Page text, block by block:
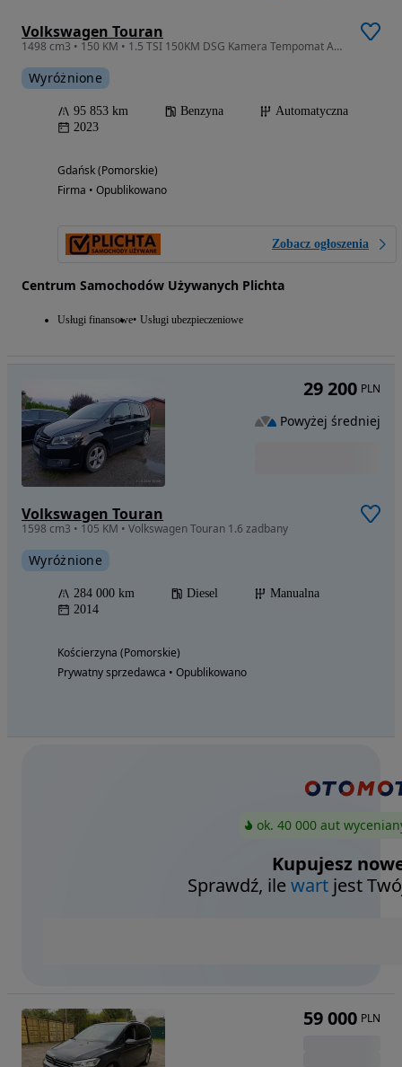
Volkswagen Touran
1498 cm3 • 150 KM • 1.5 TSI 150KM DSG Kamera Tempomat ACC Android Apple CarPlay Nawigacja
Wyróżnione
95 853 km Benzyna
Automatyczna
2023
Gdańsk (Pomorskie)
Firma • Opublikowano
Zobacz ogłoszenia
Centrum Samochodów Używanych Plichta
Usługi finansowe Usługi ubezpieczeniowe
Volkswagen Touran
1598 cm3 • 105 KM • Volkswagen Touran 1.6 zadbany
Wyróżnione
284 000 km Diesel
Manualna
2014
Kościerzyna (Pomorskie)
Prywatny sprzedawca • Opublikowano
29 200 PLN
Powyżej średniej
ok. 40 000 aut
Kupujesz
Sprawdź, ilewart jest
59 000 PLN